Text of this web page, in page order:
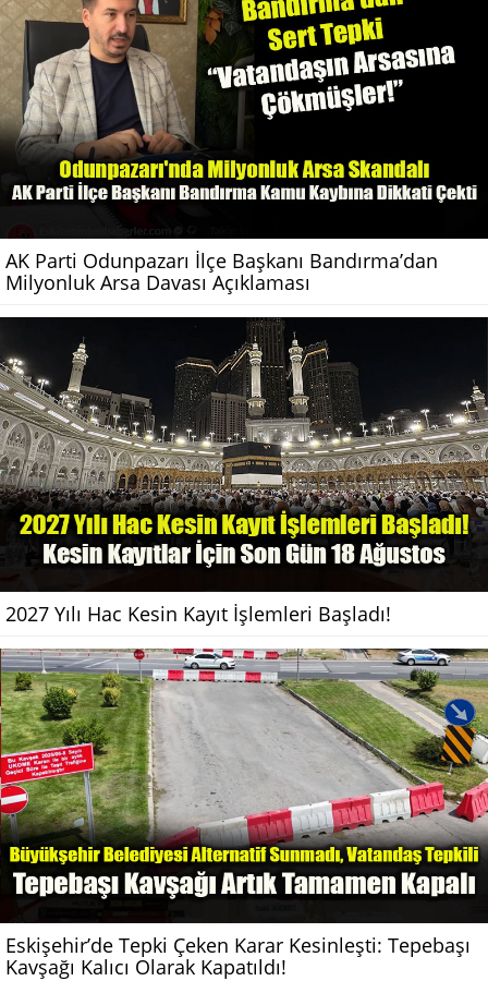
AK Parti Odunpazarı İlçe Başkanı Bandırma’dan
Milyonluk Arsa Davası Açıklaması
2027 Yılı Hac Kesin Kayıt İşlemleri Başladı!
Eskişehir’de Tepki Çeken Karar Kesinleşti: Tepebaşı
Kavşağı Kalıcı Olarak Kapatıldı!